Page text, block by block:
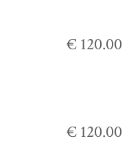
€ 120.00
€ 120.00